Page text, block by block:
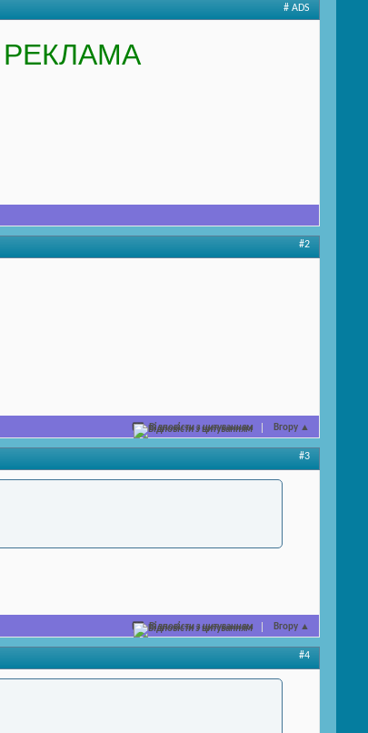
# ADS
#2
Відповісти з цитуванням Вгору ▲
#3
Відповісти з цитуванням Вгору ▲
#4